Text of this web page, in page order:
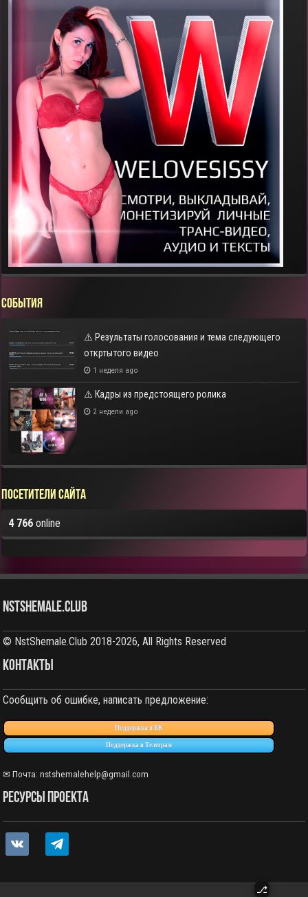
СОБЫТИЯ
⚠️ Результаты голосования и тема следующего
откртытого видео
1 неделя ago
⚠️ Кадры из предстоящего ролика
2 недели ago
Посетители сайта
4 766 online
NstShemale.Club
© NstShemale.Club 2018-2026, All Rights Reserved
КОНТАКТЫ
Сообщить об ошибке, написать предложение:
Поддержка в ВК
Поддержка в Телеграм
✉ Почта:nstshemalehelp@gmail.com
РЕСУРСЫ ПРОЕКТА
vkontakte telegram
⎇